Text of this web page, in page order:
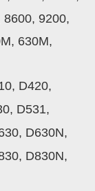
8600, 9200,
630M,
D420,
D531,
D630N,
D830N,